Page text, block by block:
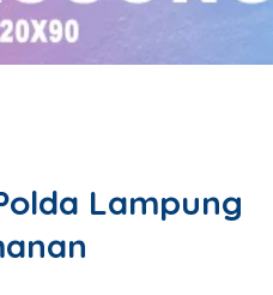
Lampung